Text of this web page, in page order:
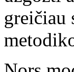
greičiau